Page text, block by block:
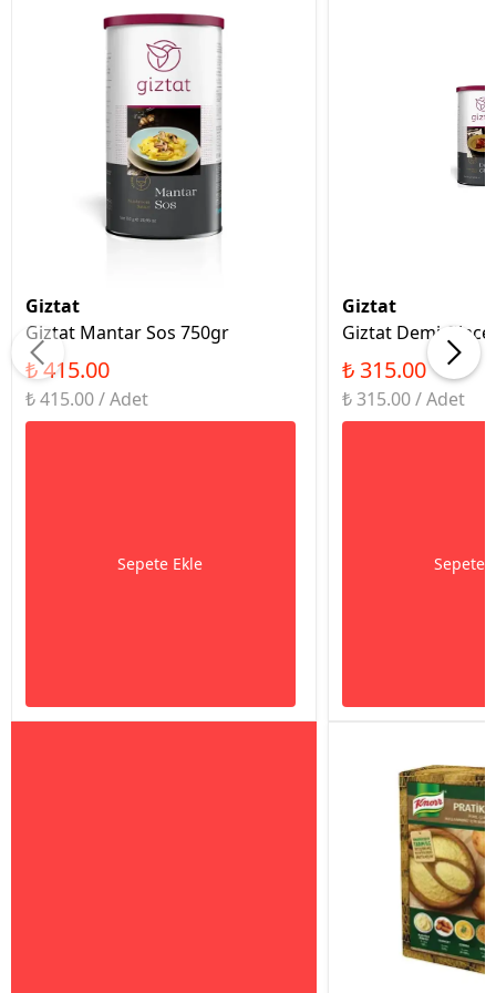
Giztat
Giztat Mantar Sos 750gr
₺ 415.00
₺ 415.00 / Adet
Sepete Ekle
Giztat
Giztat Demi
₺ 315.00
₺ 315.00 / Adet
Sepete